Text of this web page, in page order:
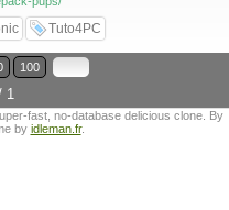
Tuto4PC
100
1
fast, no-database delicious clone. By
by idleman.fr.